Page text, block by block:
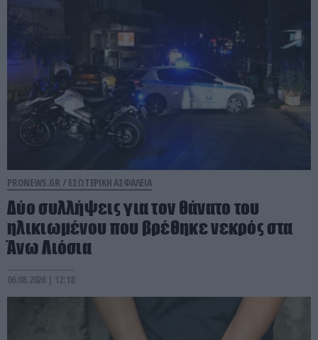
PRONEWS.GR / ΕΣΩΤΕΡΙΚΗ ΑΣΦΑΛΕΙΑ
Δύο συλλήψεις για τον θάνατο του
ηλικιωμένου που βρέθηκε νεκρός στα
Άνω Λιόσια
06.08.2026 | 12:18